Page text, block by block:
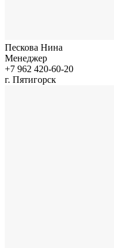
Пескова Нина
Менеджер
+7 962 420-60-20
г. Пятигорск